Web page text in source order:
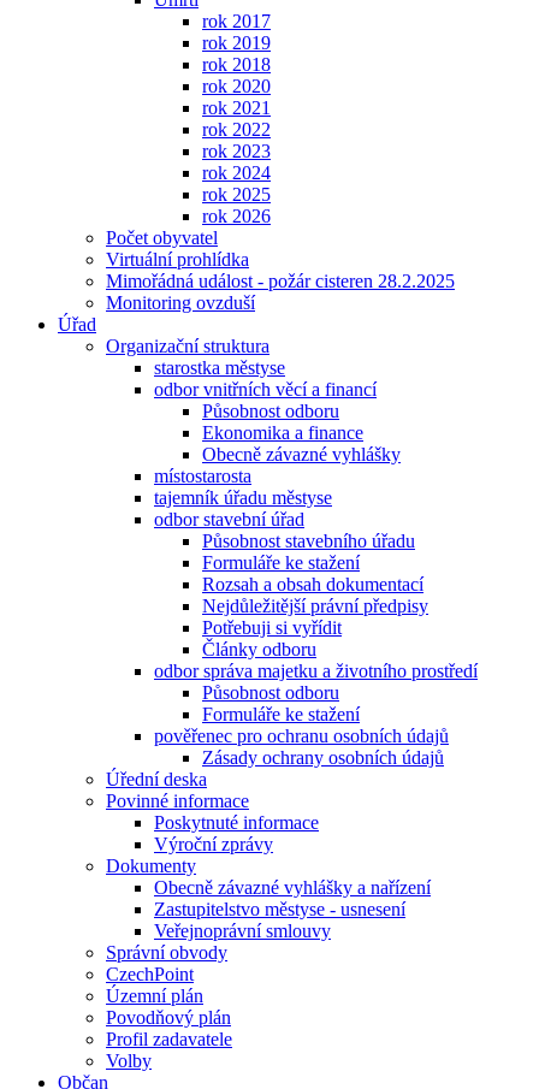
rok 2017
rok 2019
rok 2018
rok 2020
rok 2021
rok 2022
rok 2023
rok 2024
rok 2025
rok 2026
Počet obyvatel
Virtuální prohlídka
Mimořádná událost - požár cisteren 28.2.2025
Monitoring ovzduší
Úřad
Organizační struktura
starostka městyse
odbor vnitřních věcí a financí
Působnost odboru
Ekonomika a finance
Obecně závazné vyhlášky
místostarosta
tajemník úřadu městyse
odbor stavební úřad
Působnost stavebního úřadu
Formuláře ke stažení
Rozsah a obsah dokumentací
Nejdůležitější právní předpisy
Potřebuji si vyřídit
Články odboru
odbor správa majetku a životního prostředí
Působnost odboru
Formuláře ke stažení
pověřenec pro ochranu osobních údajů
Zásady ochrany osobních údajů
Úřední deska
Povinné informace
Poskytnuté informace
Výroční zprávy
Dokumenty
Obecně závazné vyhlášky a nařízení
Zastupitelstvo městyse - usnesení
Veřejnoprávní smlouvy
Správní obvody
CzechPoint
Územní plán
Povodňový plán
Profil zadavatele
Volby
Občan